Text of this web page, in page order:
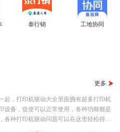
泰行销 工地协同
更多
起，打印机驱动大全里面拥有超多打印机
设备，促使可以正常使用，各种功能都是
各种打印机驱动问题可以在这里轻松得到